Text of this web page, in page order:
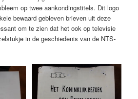
op twee aankondingstitels. Dit logo
bewaard gebleven brieven uit deze
om te zien dat het ook op televisie
in de geschiedenis van de NTS-